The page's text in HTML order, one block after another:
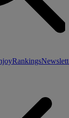
Rankings